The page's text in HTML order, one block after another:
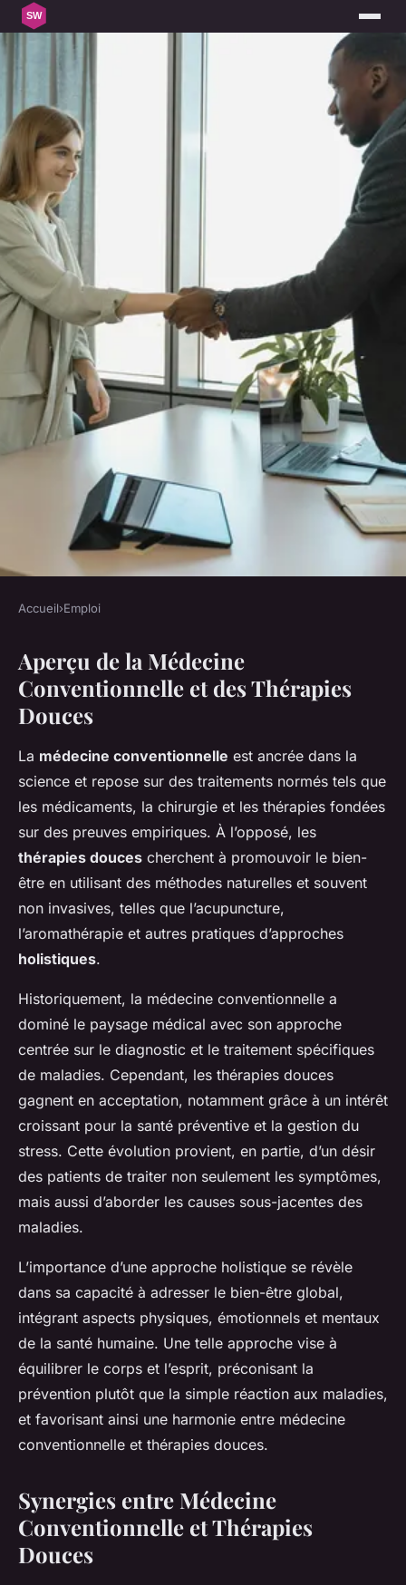
Harmoniser Médecine
Conventionnelle et Thérapies
Douces : Mission Possible ?
Tom•22 février 2025 •4 min de lecture
Accueil›Emploi
Aperçu de la Médecine
Conventionnelle et des Thérapies
Douces
La médecine conventionnelle est ancrée dans la
science et repose sur des traitements normés tels que
les médicaments, la chirurgie et les thérapies fondées
sur des preuves empiriques. À l’opposé, les
thérapies douces cherchent à promouvoir le bien-
être en utilisant des méthodes naturelles et souvent
non invasives, telles que l’acupuncture,
l’aromathérapie et autres pratiques d’approches
holistiques.
Historiquement, la médecine conventionnelle a
dominé le paysage médical avec son approche
centrée sur le diagnostic et le traitement spécifiques
de maladies. Cependant, les thérapies douces
gagnent en acceptation, notamment grâce à un intérêt
croissant pour la santé préventive et la gestion du
stress. Cette évolution provient, en partie, d’un désir
des patients de traiter non seulement les symptômes,
mais aussi d’aborder les causes sous-jacentes des
maladies.
L’importance d’une approche holistique se révèle
dans sa capacité à adresser le bien-être global,
intégrant aspects physiques, émotionnels et mentaux
de la santé humaine. Une telle approche vise à
équilibrer le corps et l’esprit, préconisant la
prévention plutôt que la simple réaction aux maladies,
et favorisant ainsi une harmonie entre médecine
conventionnelle et thérapies douces.
Synergies entre Médecine
Conventionnelle et Thérapies
Douces